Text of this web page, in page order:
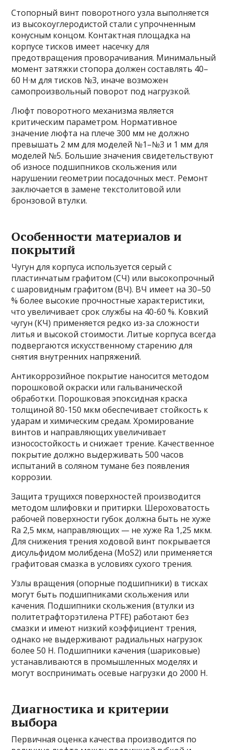
Стопорный винт поворотного узла выполняется
из высокоуглеродистой стали с упрочненным
конусным концом. Контактная площадка на
корпусе тисков имеет насечку для
предотвращения проворачивания. Минимальный
момент затяжки стопора должен составлять 40–
60 Н·м для тисков №3, иначе возможен
самопроизвольный поворот под нагрузкой.
Люфт поворотного механизма является
критическим параметром. Нормативное
значение люфта на плече 300 мм не должно
превышать 2 мм для моделей №1–№3 и 1 мм для
моделей №5. Большие значения свидетельствуют
об износе подшипников скольжения или
нарушении геометрии посадочных мест. Ремонт
заключается в замене текстолитовой или
бронзовой втулки.
Особенности материалов и
покрытий
Чугун для корпуса используется серый с
пластинчатым графитом (СЧ) или высокопрочный
с шаровидным графитом (ВЧ). ВЧ имеет на 30–50
% более высокие прочностные характеристики,
что увеличивает срок службы на 40-60 %. Ковкий
чугун (КЧ) применяется редко из-за сложности
литья и высокой стоимости. Литые корпуса всегда
подвергаются искусственному старению для
снятия внутренних напряжений.
Антикоррозийное покрытие наносится методом
порошковой окраски или гальванической
обработки. Порошковая эпоксидная краска
толщиной 80-150 мкм обеспечивает стойкость к
ударам и химическим средам. Хромирование
винтов и направляющих увеличивает
износостойкость и снижает трение. Качественное
покрытие должно выдерживать 500 часов
испытаний в соляном тумане без появления
коррозии.
Защита трущихся поверхностей производится
методом шлифовки и притирки. Шероховатость
рабочей поверхности губок должна быть не хуже
Ra 2,5 мкм, направляющих — не хуже Ra 1,25 мкм.
Для снижения трения ходовой винт покрывается
дисульфидом молибдена (MoS2) или применяется
графитовая смазка в условиях сухого трения.
Узлы вращения (опорные подшипники) в тисках
могут быть подшипниками скольжения или
качения. Подшипники скольжения (втулки из
политетрафторэтилена PTFE) работают без
смазки и имеют низкий коэффициент трения,
однако не выдерживают радиальных нагрузок
более 50 Н. Подшипники качения (шариковые)
устанавливаются в промышленных моделях и
могут воспринимать осевые нагрузки до 2000 Н.
Диагностика и критерии
выбора
Первичная оценка качества производится по